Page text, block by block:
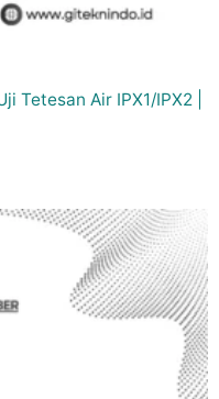
Tetesan Air IPX1/IPX2 |